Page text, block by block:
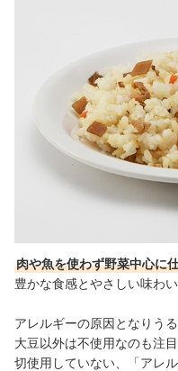
肉や魚を使わず野菜中心に
豊かな食感とやさしい味わ
アレルギーの原因となりう
大豆以外は不使用なのも注
切使用していない、「アレ